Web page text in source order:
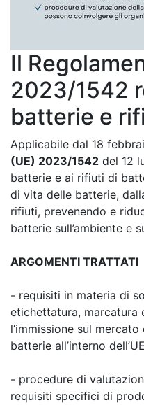
Il
2023/1542
batterie e
Applicabile dal 18
(UE) 2023/1542 del 12
batterie e ai rifiuti di
di vita delle batterie,
rifiuti, prevenendo e
batterie sull’ambiente e
ARGOMENTI TRATTATI
- requisiti in materia di
etichettatura, marcatura
l’immissione sul
batterie all’interno dell’UE
- procedure di
requisiti specifici di